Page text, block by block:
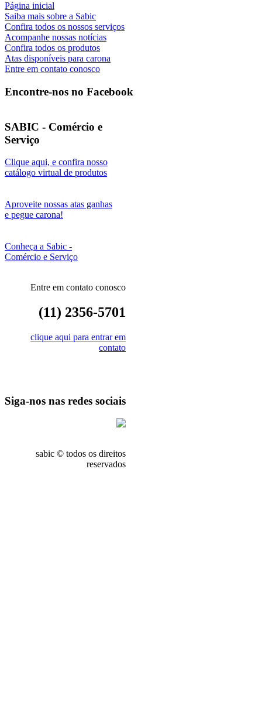
Página inicial
Saiba mais sobre a Sabic
Confira todos os nossos serviços
Acompanhe nossas notícias
Confira todos os produtos
Atas disponíveis para carona
Entre em contato conosco
Encontre-nos no Facebook
SABIC - Comércio e
Serviço
Clique aqui, e confira nosso
catálogo virtual de produtos
Aproveite nossas atas ganhas
e pegue carona!
Conheça a Sabic -
Comércio e Serviço
Entre em contato conosco
(11) 2356-5701
clique aqui para entrar em
contato
Siga-nos nas redes sociais
sabic © todos os direitos
reservados